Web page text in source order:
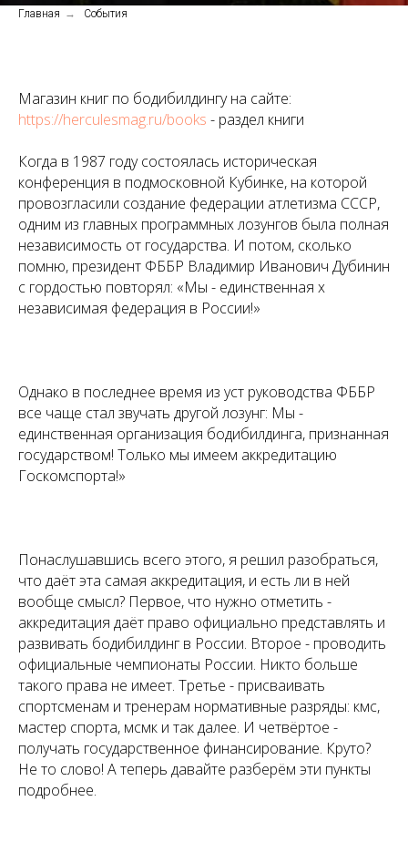
Главная → События
Магазин книг по бодибилдингу на сайте:
https://herculesmag.ru/books - раздел книги
Когда в 1987 году состоялась историческая
конференция в подмосковной Кубинке, на которой
провозгласили создание федерации атлетизма СССР,
одним из главных программных лозунгов была полная
независимость от государства. И потом, сколько
помню, президент ФББР Владимир Иванович Дубинин
с гордостью повторял: «Мы - единственная х
независимая федерация в России!»
Однако в последнее время из уст руководства ФББР
все чаще стал звучать другой лозунг: Мы -
единственная организация бодибилдинга, признанная
государством! Только мы имеем аккредитацию
Госкомспорта!»
Понаслушавшись всего этого, я решил разобраться,
что даёт эта самая аккредитация, и есть ли в ней
вообще смысл? Первое, что нужно отметить -
аккредитация даёт право официально представлять и
развивать бодибилдинг в России. Второе - проводить
официальные чемпионаты России. Никто больше
такого права не имеет. Третье - присваивать
спортсменам и тренерам нормативные разряды: кмс,
мастер спорта, мсмк и так далее. И четвёртое -
получать государственное финансирование. Круто?
Не то слово! А теперь давайте разберём эти пункты
подробнее.